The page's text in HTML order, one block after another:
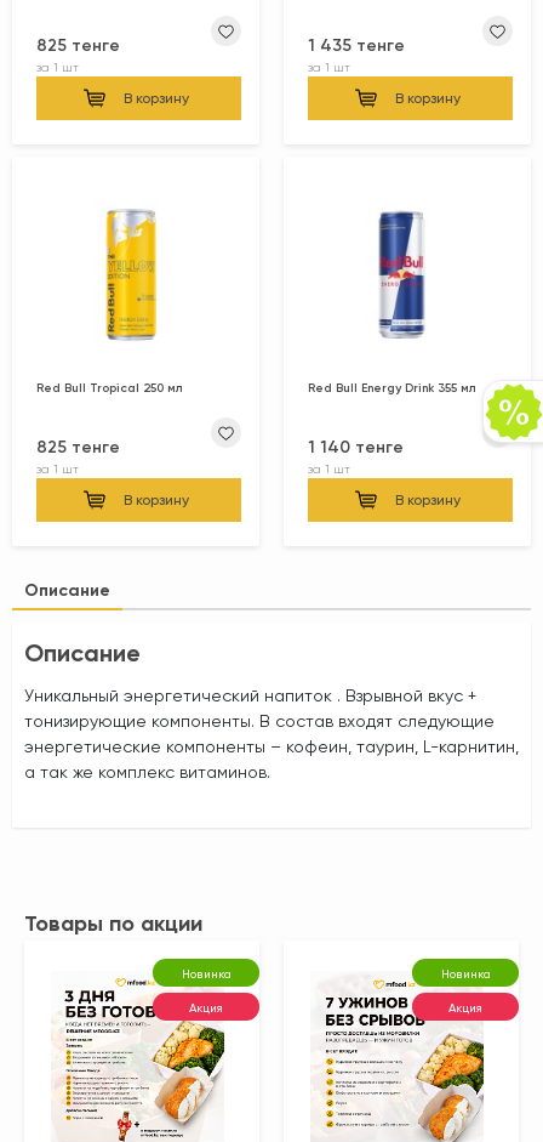
825 тенге
за 1 шт
В корзину
Red Bull Tropical 250 мл
825 тенге
за 1 шт
В корзину
1 435 тенге
за 1 шт
В корзину
Red Bull Energy Drink 355 мл
1 140 тенге
за 1 шт
В корзину
Описание
Описание
Уникальный энергетический напиток . Взрывной вкус +
тонизирующие компоненты. В состав входят следующие
энергетические компоненты – кофеин, таурин, L-карнитин,
а так же комплекс витаминов.
Товары по акции
Новинка
Акция
Новинка
Акция